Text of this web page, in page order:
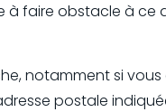
à faire obstacle à
notamment si
postale